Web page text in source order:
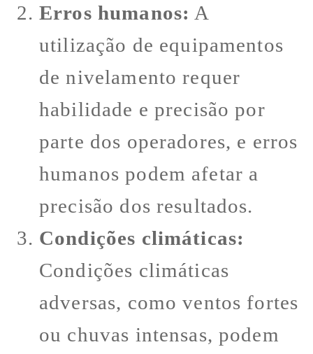
Erros humanos: A
utilização de equipamentos
de nivelamento requer
habilidade e precisão por
parte dos operadores, e erros
humanos podem afetar a
precisão dos resultados.
Condições climáticas:
Condições climáticas
adversas, como ventos fortes
ou chuvas intensas, podem